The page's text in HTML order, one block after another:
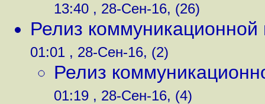
13:40 , 28-Сен-16, (26)
Релиз
01:01 , 28-Сен-16, (2)
Релиз
01:19 , 28-Сен-16, (4)